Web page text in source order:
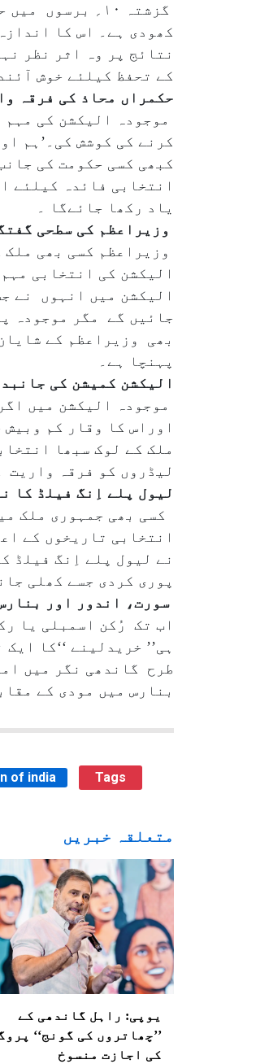
گزشتہ ۱۰؍
نتائج پر وہ اثر نظر
کے تحفظ کیلئے خوش
حکمراں محاذ کی فرقہ
موجودہ الیکشن کی مہم
کرنے کی کوشش کی۔’ہم
کبھی کسی حکومت کی
انتخابی فائدہ کیلئے
یاد رکھا جائےگا ۔
وزیراعظم کی سطحی
وزیراعظم کسی بھی
الیکشن میں انہوں نے
جائیں گے مگر موجودہ
بھی وزیراعظم کے
پہنچا ہے۔
الیکشن کمیشن کی
موجودہ الیکشن میں
اوراس کا وقار کم
ملک کے لوک سبھا
لیڈروں کو فرقہ واریت
لیول پلے اِنگ فیلڈ کا
کسی بھی جمہوری ملک
انتخابی تاریخوں کے
نے لیول پلے اِنگ فیلڈ
پوری کردی جسے کھلی
سورت، اندور اور
اب تک رُکن اسمبلی یا
ہی’’ خریدلینے ‘‘کا
طرح گاندھی نگر میں
بنارس میں مودی کے
of india Tags
متعلقہ خبریں
یوپی: راہل گاندھی کے
’’چھاتروں کی گونج‘‘
کی اجازت منسوخ